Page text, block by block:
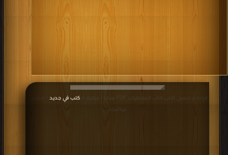
قراءة و تحميل كتاب كتاب المفضليات PDF مجانا | مكتبة > كتب في جديد | التحميل :
مرة/مرات